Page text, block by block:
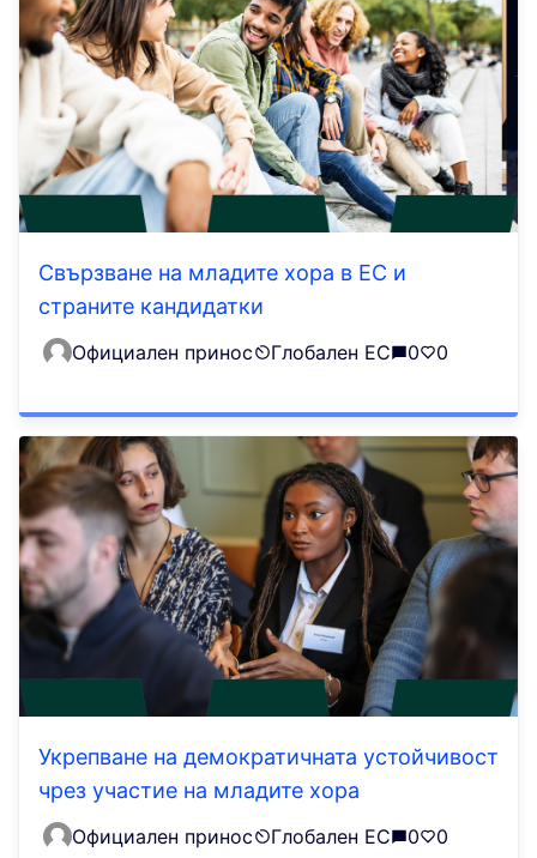
Свързване на младите хора в ЕС и
страните кандидатки
Официален принос Глобален ЕС 0 0
Укрепване на демократичната устойчивост
чрез участие на младите хора
Официален принос Глобален ЕС 0 0